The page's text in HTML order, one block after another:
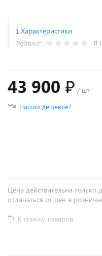
Характеристики
Рейтинг: 0
43 900 ₽ / шт
Нашли дешевле?
Цена действительна
отличаться от цен в
К списку товаров